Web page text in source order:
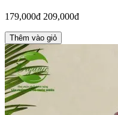
179,000đ 209,000đ
Thêm vào giỏ